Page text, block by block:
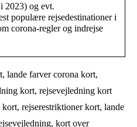
2023) og evt.
populære rejsedestinationer i
corona-regler og indrejse
lande farver corona kort,
kort, rejsevejledning kort
rejserestriktioner kort, lande
kort over